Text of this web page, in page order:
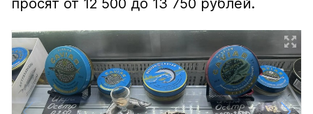
просят от 12 500 до 13 750 рублей.